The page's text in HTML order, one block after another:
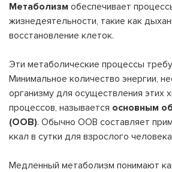
Метаболизм обеспечивает
жизнедеятельности, такие как
восстановление клеток.
Эти метаболические процессы
Минимальное количество энергии,
организму для осуществления этих
процессов, называется основным
(ООВ). Обычно ООВ составляет
ккал в сутки для взрослого
Медленный метаболизм понимают